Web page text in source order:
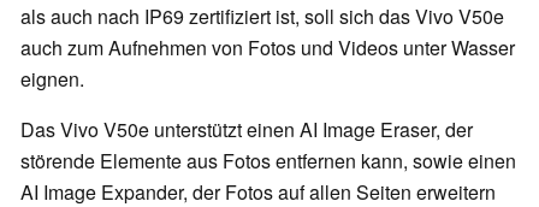
als auch nach IP69 zertifiziert ist, soll sich das Vivo V50e
auch zum Aufnehmen von Fotos und Videos unter Wasser
eignen.
Das Vivo V50e unterstützt einen AI Image Eraser, der
störende Elemente aus Fotos entfernen kann, sowie einen
AI Image Expander, der Fotos auf allen Seiten erweitern